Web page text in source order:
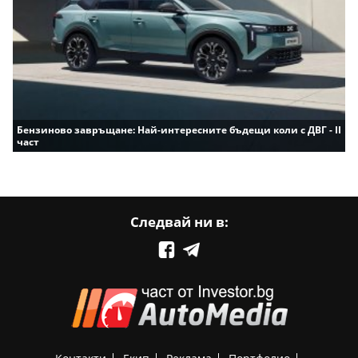
Бензиново завръщане: Най-интересните бъдещи коли с ДВГ - II
част
Следвай ни в: